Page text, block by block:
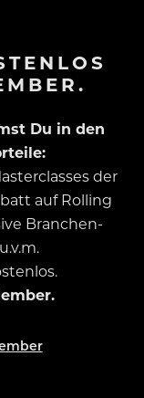
Du in den
der
auf Rolling
Branchen-